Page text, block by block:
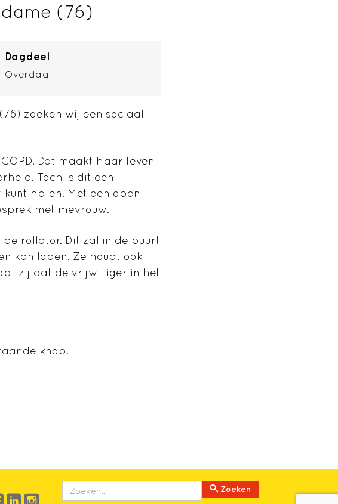
(76)
Dagdeel
Overdag
zoeken wij een sociaal
Dat maakt haar leven
Toch is dit een
halen. Met een open
met mevrouw.
rollator. Dit zal in de buurt
kan lopen. Ze houdt ook
zij dat de vrijwilliger in het
knop.
Zoeken